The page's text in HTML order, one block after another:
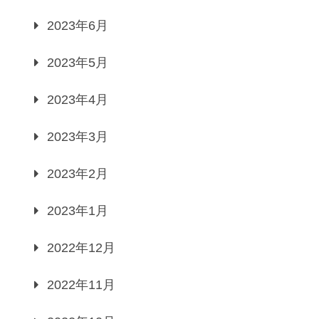
2023年6月
2023年5月
2023年4月
2023年3月
2023年2月
2023年1月
2022年12月
2022年11月